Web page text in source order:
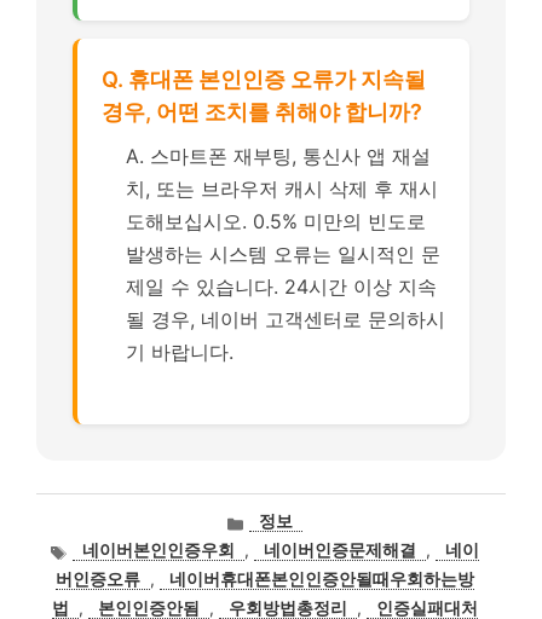
Q. 휴대폰 본인인증 오류가 지속될
경우, 어떤 조치를 취해야 합니까?
A. 스마트폰 재부팅, 통신사 앱 재설
치, 또는 브라우저 캐시 삭제 후 재시
도해보십시오. 0.5% 미만의 빈도로
발생하는 시스템 오류는 일시적인 문
제일 수 있습니다. 24시간 이상 지속
될 경우, 네이버 고객센터로 문의하시
기 바랍니다.
카
테
고
리
정보
태
그
네이버본인인증우회 , 네이버인증문제해결 ,
네이
버인증오류 ,
네이버휴대폰본인인증안될때우회하는방
법
, 본인인증안됨 , 우회방법총정리 ,
인증실패대처